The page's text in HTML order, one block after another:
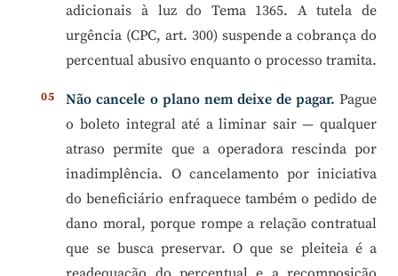
adicionais à luz do Tema 1365. A tutela de
urgência (CPC, art. 300) suspende a cobrança do
percentual abusivo enquanto o processo tramita.
Não cancele o plano nem deixe de pagar. Pague
o boleto integral até a liminar sair — qualquer
atraso permite que a operadora rescinda por
inadimplência. O cancelamento por iniciativa
do beneficiário enfraquece também o pedido de
dano moral, porque rompe a relação contratual
que se busca preservar. O que se pleiteia é a